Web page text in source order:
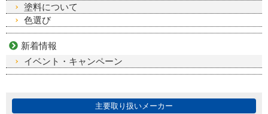
塗料について
色選び
新着情報
イベント・キャンペーン
主要取り扱いメーカー